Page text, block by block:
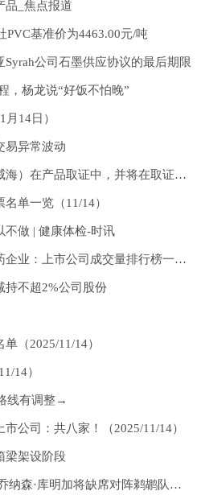
品_焦点报道
PVC基准价为4463.00元/吨
公司石墨供应协议的最后期限
，杨龙说“好饭不怕晚”
14日）
易异常波动
光威复材：目前科泰克（威海）在产品取证中，并将在取证后开始投产 每日快播
单一览（11/14）
不做 | 健康体检-时讯
快消息！十大支原体肺炎药企业：上市公司成交量排行榜一览（2025年11月14日）
持不超2%公司股份
（2025/11/14）
14）
线有调整→
公司：共八家！（2025/11/14）
梁架设阶段
动态:坏消息，勇士队前锋乔纳森·库明加将缺席对阵鹈鹕队的比赛